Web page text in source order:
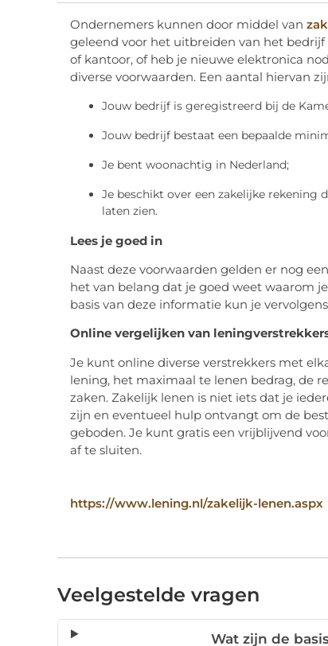
Ondernemers kunnen door middel van
geleend voor het uitbreiden van het
of kantoor, of heb je nieuwe elektronica
diverse voorwaarden. Een aantal hiervan
Jouw bedrijf is geregistreerd bij de
Jouw bedrijf bestaat een bepaalde
Je bent woonachtig in Nederland;
Je beschikt over een zakelijke
laten zien.
Lees je goed in
Naast deze voorwaarden gelden er nog
het van belang dat je goed weet waarom
basis van deze informatie kun je
Online vergelijken van
Je kunt online diverse verstrekkers met
lening, het maximaal te lenen bedrag, de
zaken. Zakelijk lenen is niet iets dat je
zijn en eventueel hulp ontvangt om de
geboden. Je kunt gratis een vrijblijvend
af te sluiten.
https://www.lening.nl/zakelijk-lenen.aspx
Veelgestelde vragen
Wat zijn de